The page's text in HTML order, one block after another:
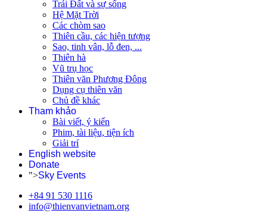
Trái Đất và sự sống
Hệ Mặt Trời
Các chòm sao
Thiên cầu, các hiện tượng
Sao, tinh vân, lỗ đen, ...
Thiên hà
Vũ trụ học
Thiên văn Phương Đông
Dụng cụ thiên văn
Chủ đề khác
Tham khảo
Bài viết, ý kiến
Phim, tài liệu, tiện ích
Giải trí
English website
Donate
">Sky Events
+84 91 530 1116
info@thienvanvietnam.org